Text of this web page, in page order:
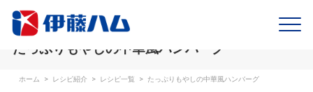
たっぷりもやしの中華風ハンバーグ
ホーム > レシピ紹介 > レシピ一覧 > たっぷりもやしの中華風ハンバーグ